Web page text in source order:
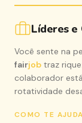
Líderes e
Você sente na
fairjob traz
colaborador
rotatividade
COMO TE